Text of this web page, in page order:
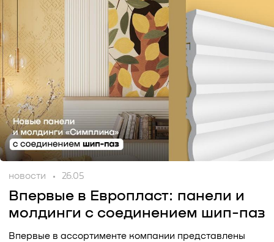
новости 26.05
Впервые в Европласт: панели и
молдинги с соединением шип-паз
Впервые в ассортименте компании представлены